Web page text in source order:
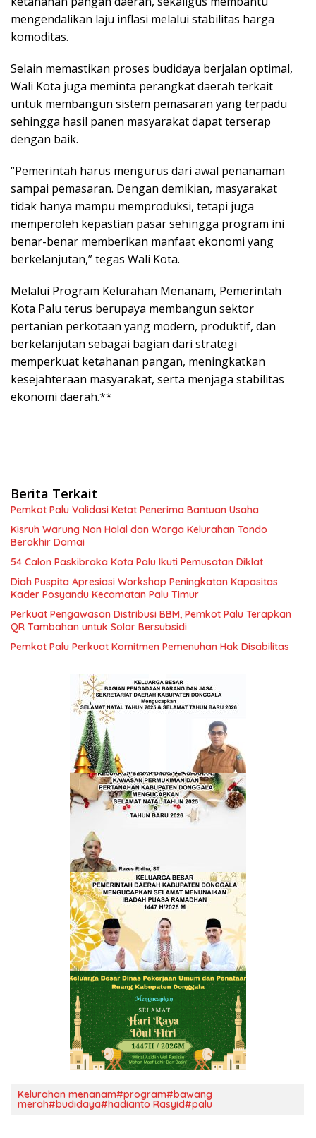
mengendalikan laju inflasi melalui stabilitas harga
komoditas.
Selain memastikan proses budidaya berjalan optimal,
Wali Kota juga meminta perangkat daerah terkait
untuk membangun sistem pemasaran yang terpadu
sehingga hasil panen masyarakat dapat terserap
dengan baik.
“Pemerintah harus mengurus dari awal penanaman
sampai pemasaran. Dengan demikian, masyarakat
tidak hanya mampu memproduksi, tetapi juga
memperoleh kepastian pasar sehingga program ini
benar-benar memberikan manfaat ekonomi yang
berkelanjutan,” tegas Wali Kota.
Melalui Program Kelurahan Menanam, Pemerintah
Kota Palu terus berupaya membangun sektor
pertanian perkotaan yang modern, produktif, dan
berkelanjutan sebagai bagian dari strategi
memperkuat ketahanan pangan, meningkatkan
kesejahteraan masyarakat, serta menjaga stabilitas
ekonomi daerah.**
Berita Terkait
Pemkot Palu Validasi Ketat Penerima Bantuan Usaha
Kisruh Warung Non Halal dan Warga Kelurahan Tondo
Berakhir Damai
54 Calon Paskibraka Kota Palu Ikuti Pemusatan Diklat
Diah Puspita Apresiasi Workshop Peningkatan Kapasitas
Kader Posyandu Kecamatan Palu Timur
Perkuat Pengawasan Distribusi BBM, Pemkot Palu Terapkan
QR Tambahan untuk Solar Bersubsidi
Pemkot Palu Perkuat Komitmen Pemenuhan Hak Disabilitas
Kelurahan menanam#program#bawang
merah#budidaya#hadianto Rasyid#palu